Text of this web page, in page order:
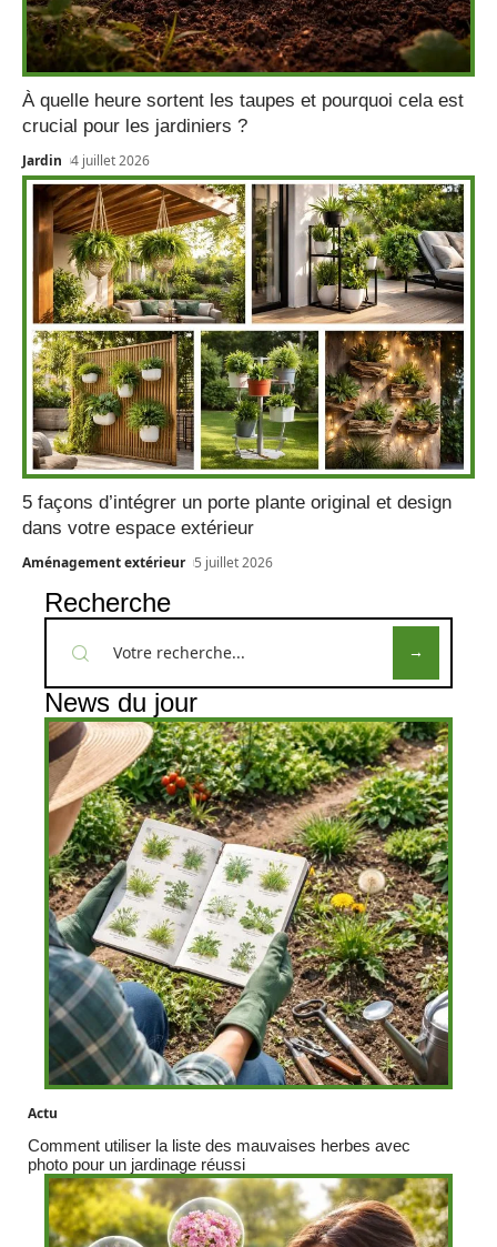
À quelle heure sortent les taupes et pourquoi cela est
crucial pour les jardiniers ?
Jardin 4 juillet 2026
5 façons d’intégrer un porte plante original et design
dans votre espace extérieur
Aménagement extérieur 5 juillet 2026
Recherche
News du jour
Actu
Comment utiliser la liste des mauvaises herbes avec
photo pour un jardinage réussi